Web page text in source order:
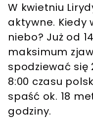
W kwietniu
aktywne.
niebo? Już od
maksimum
spodziewać się
8:00 czasu
spaść ok. 18
godziny.